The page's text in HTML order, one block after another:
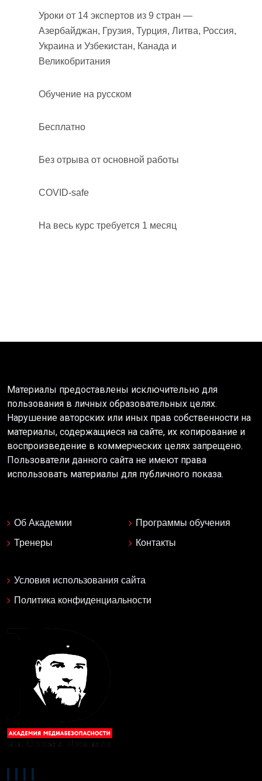
Уроки от 14 экспертов из 9 стран —
Азербайджан, Грузия, Турция, Литва, Россия,
Украина и Узбекистан, Канада и
Великобритания
Обучение на русском
Бесплатно
Без отрыва от основной работы
COVID-safe
На весь курс требуется 1 месяц
Материалы предоставлены исключительно для
пользования в личных образовательных целях.
Нарушение авторских или иных прав собственности на
материалы, содержащиеся на сайте, их копирование и
воспроизведение в коммерческих целях запрещено.
Пользователи данного сайта не имеют права
использовать материалы для публичного показа.
Об Академии
Программы обучения
Тренеры
Контакты
Условия использования сайта
Политика конфиденциальности